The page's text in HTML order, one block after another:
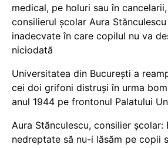
medical, pe holuri sau în
consilierul școlar Aura
inadecvate în care copilul nu va
niciodată
Universitatea din București a
cei doi grifoni distruși în urma
anul 1944 pe frontonul Palatului
Aura Stănculescu, consilier școlar:
nedreptate să nu-i lăsăm pe copii